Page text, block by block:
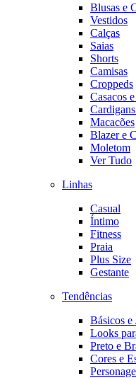
Blusas e
Vestidos
Calças
Saias
Shorts
Camisas
Croppeds
Casacos
Macacões
Blazer e
Moletom
Ver Tudo
Linhas
Casual
Íntimo
Fitness
Praia
Plus Size
Gestante
Tendências
Básicos e
Looks
Preto e
Cores e